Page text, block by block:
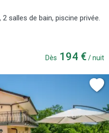
salles de bain, piscine privée.
Dès 194 € / nuit